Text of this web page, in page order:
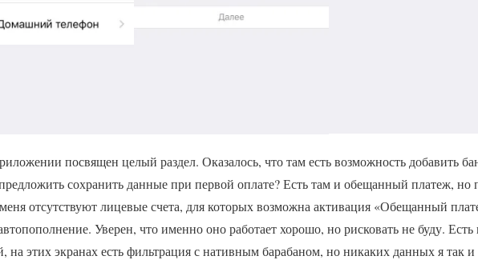
посвящен целый раздел. Оказалось, что там есть возможность добавить
сохранить данные при первой оплате? Есть там и обещанный платеж, но
отсутствуют лицевые счета, для которых возможна активация «Обещанный
Уверен, что именно оно работает хорошо, но рисковать не буду.
на этих экранах есть фильтрация с нативным барабаном, но никаких данных я так